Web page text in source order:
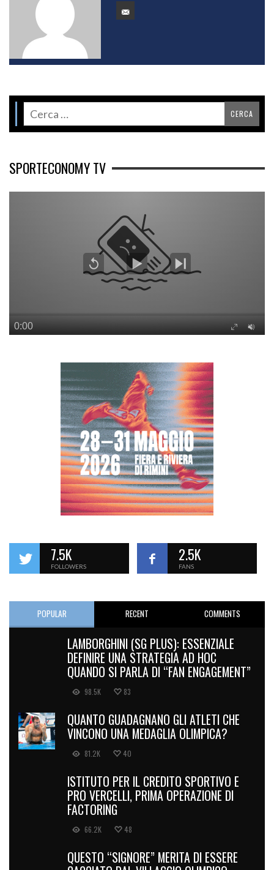
SPORTECONOMY TV
7.5K
FOLLOWERS
2.5K
FANS
POPULAR RECENT COMMENTS
LAMBORGHINI (SG PLUS): ESSENZIALE
DEFINIRE UNA STRATEGIA AD HOC
QUANDO SI PARLA DI “FAN ENGAGEMENT”
98.5K 83
QUANTO GUADAGNANO GLI ATLETI CHE
VINCONO UNA MEDAGLIA OLIMPICA?
81.2K 40
ISTITUTO PER IL CREDITO SPORTIVO E
PRO VERCELLI, PRIMA OPERAZIONE DI
FACTORING
66.2K 48
QUESTO “SIGNORE” MERITA DI ESSERE